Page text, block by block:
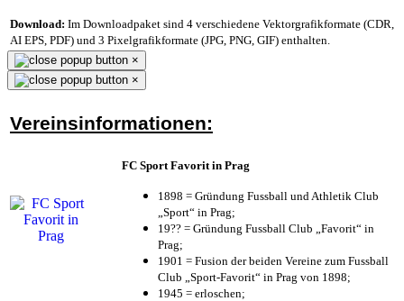
Download: Im Downloadpaket sind 4 verschiedene Vektorgrafikformate (CDR,
AI EPS, PDF) und 3 Pixelgrafikformate (JPG, PNG, GIF) enthalten.
×
×
Vereinsinformationen:
FC Sport Favorit in Prag
1898 = Gründung Fussball und Athletik Club
„Sport“ in Prag;
19?? = Gründung Fussball Club „Favorit“ in
Prag;
1901 = Fusion der beiden Vereine zum Fussball
Club „Sport-Favorit“ in Prag von 1898;
1945 = erloschen;